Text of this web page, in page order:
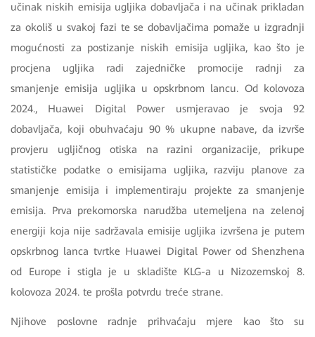
učinak niskih emisija ugljika dobavljača i na učinak prikladan
za okoliš u svakoj fazi te se dobavljačima pomaže u izgradnji
mogućnosti za postizanje niskih emisija ugljika, kao što je
procjena ugljika radi zajedničke promocije radnji za
smanjenje emisija ugljika u opskrbnom lancu. Od kolovoza
2024., Huawei Digital Power usmjeravao je svoja 92
dobavljača, koji obuhvaćaju 90 % ukupne nabave, da izvrše
provjeru ugljičnog otiska na razini organizacije, prikupe
statističke podatke o emisijama ugljika, razviju planove za
smanjenje emisija i implementiraju projekte za smanjenje
emisija. Prva prekomorska narudžba utemeljena na zelenoj
energiji koja nije sadržavala emisije ugljika izvršena je putem
opskrbnog lanca tvrtke Huawei Digital Power od Shenzhena
od Europe i stigla je u skladište KLG-a u Nizozemskoj 8.
kolovoza 2024. te prošla potvrdu treće strane.
Njihove poslovne radnje prihvaćaju mjere kao što su